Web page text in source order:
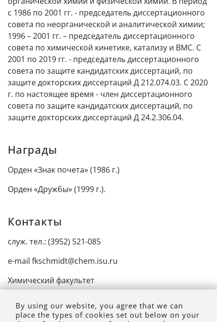
с 1986 по 2001 гг. - председатель диссертационного
совета по неорганической и аналитической химии;
1996 – 2001 гг. – председатель диссертационного
совета по химической кинетике, катализу и ВМС. С
2001 по 2019 гг. - председатель диссертационного
совета по защите кандидатских диссертаций, по
защите докторских диссертаций Д 212.074.03. С 2020
г. по настоящее время - член диссертационного
совета по защите кандидатских диссертаций, по
защите докторских диссертаций Д 24.2.306.04.
Награды
Орден «Знак почета» (1986 г.)
Орден «Дружбы» (1999 г.).
Контакты
служ. тел.: (3952) 521-085
e-mail fkschmidt@chem.isu.ru
Химический факультет
адрес: 664003, Иркутск, ул. К. Маркса, 1.
By using our website, you agree that we can
place the types of cookies set out below on your